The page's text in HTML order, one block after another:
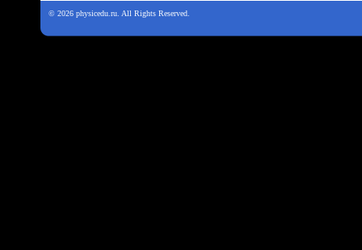
© 2026 physicedu.ru. All Rights Reserved.